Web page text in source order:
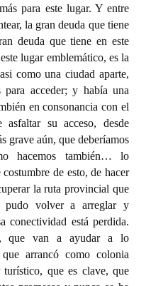
para este lugar. Y entre
la gran deuda que tiene
deuda que tiene en este
lugar emblemático, es la
como una ciudad aparte,
para acceder; y había una
en consonancia con el
su acceso, desde
grave aún, que deberíamos
hacemos también… lo
de esto, de hacer
la ruta provincial que
pudo volver a arreglar y
conectividad está perdida.
que van a ayudar a lo
arrancó como colonia
que es clave, que